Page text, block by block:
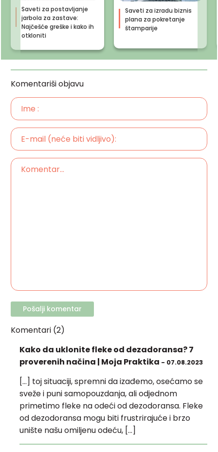
Saveti za postavljanje
jarbola za zastave:
Najčešće greške i kako ih
otkloniti
Saveti za izradu biznis
plana za pokretanje
štamparije
Komentariši objavu
Komentari (2)
Kako da uklonite fleke od dezadoransa? 7
proverenih načina | Moja Praktika - 07.08.2023
[…] toj situaciji, spremni da izađemo, osećamo se
sveže i puni samopouzdanja, ali odjednom
primetimo fleke na odeći od dezodoransa. Fleke
od dezodoransa mogu biti frustrirajuće i brzo
unište našu omiljenu odeću, […]